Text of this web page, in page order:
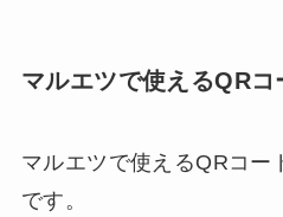
マルエツで使えるQRコ
マルエツで使えるQRコー
です。